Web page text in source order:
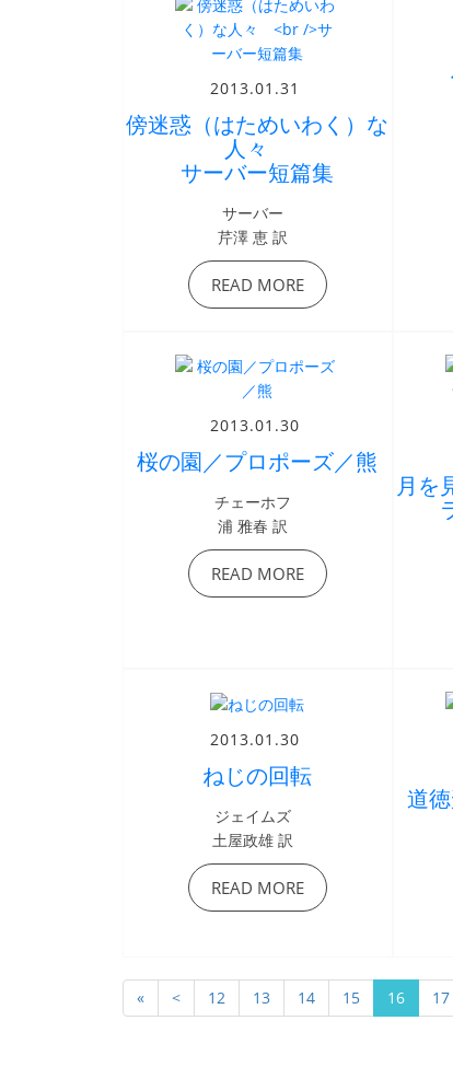
2013.01.31
傍迷惑（はためいわく）な
人々
サーバー短篇集
サーバー
芹澤 恵 訳
READ MORE
2013.01.30
桜の園／プロポーズ／熊
チェーホフ
浦 雅春 訳
READ MORE
月を
2013.01.30
ねじの回転
ジェイムズ
土屋政雄 訳
READ MORE
道
« < 12 13 14 15 16 17